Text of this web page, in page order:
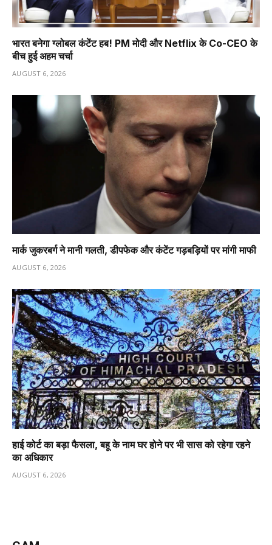
भारत बनेगा ग्लोबल कंटेंट हब! PM मोदी और Netflix के Co-CEO के
बीच हुई अहम चर्चा
AUGUST 6, 2026
मार्क जुकरबर्ग ने मानी गलती, डीपफेक और कंटेंट गड़बड़ियों पर मांगी माफी
AUGUST 6, 2026
हाई कोर्ट का बड़ा फैसला, बहू के नाम घर होने पर भी सास को रहेगा रहने
का अधिकार
AUGUST 6, 2026